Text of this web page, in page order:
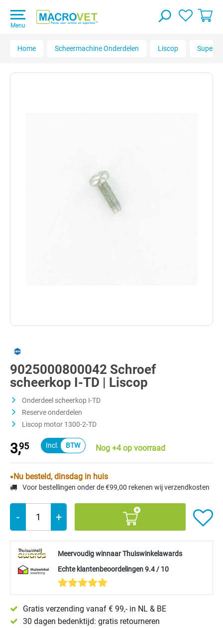
Menu
Home Scheermachine Onderdelen Liscop Super
9025000800042 Schroef
scheerkop I-TD | Liscop
Onderdeel scheerkop I-TD
Reserve onderdelen
Liscop motor 1300-2-TD
3,95 Nog +4 op voorraad
Nu besteld, dinsdag in huis
Voor bestellingen onder de €99,00 rekenen wij verzendkosten
- +
Meervoudig winnaar Thuiswinkelawards
Echte klantenbeoordelingen 9.4 / 10
Gratis verzending vanaf € 99,- in NL & BE
30 dagen bedenktijd: gratis retourneren